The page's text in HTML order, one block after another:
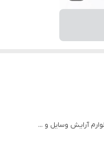
آرایش وسایل و ...